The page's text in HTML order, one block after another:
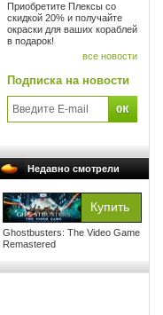
Приобретите Плексы со
скидкой 20% и получайте
окраски для ваших кораблей
в подарок!
все новости
Подписка на новости
Недавно смотрели
Ghostbusters: The Video Game
Remastered